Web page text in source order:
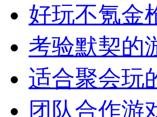
好玩不氪金
考验默契的
适合聚会玩
团队合作游